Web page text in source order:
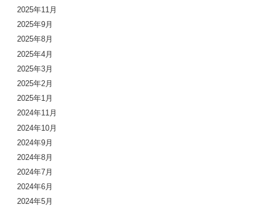
2025年11月
2025年9月
2025年8月
2025年4月
2025年3月
2025年2月
2025年1月
2024年11月
2024年10月
2024年9月
2024年8月
2024年7月
2024年6月
2024年5月